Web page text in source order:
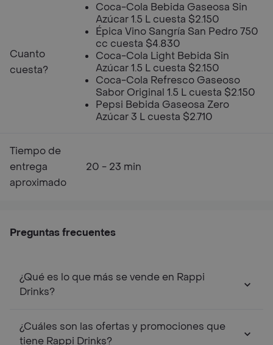
Cuanto
cuesta?
Coca-Cola Bebida Gaseosa Sin
Azúcar 1.5 L cuesta $2.150
Épica Vino Sangría San Pedro 750
cc cuesta $4.830
Coca-Cola Light Bebida Sin
Azúcar 1.5 L cuesta $2.150
Coca-Cola Refresco Gaseoso
Sabor Original 1.5 L cuesta $2.150
Pepsi Bebida Gaseosa Zero
Azúcar 3 L cuesta $2.710
Tiempo de
entrega
aproximado
20 - 23 min
Preguntas frecuentes
¿Qué es lo que más se vende en Rappi
Drinks?
¿Cuáles son las ofertas y promociones que
tiene Rappi Drinks?